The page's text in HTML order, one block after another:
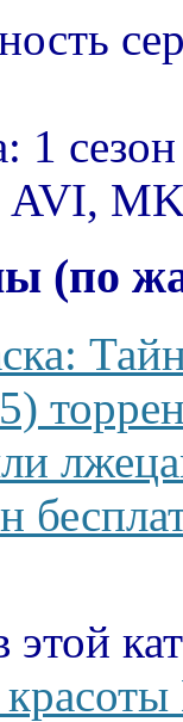
1
AVI,
(по